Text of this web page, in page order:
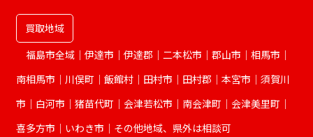
買取地域
福島市全域｜伊達市｜伊達郡｜二本松市｜郡山市｜相馬市｜
南相馬市｜川俣町｜飯館村｜田村市｜田村郡｜本宮市｜須賀川
市｜白河市｜猪苗代町｜会津若松市｜南会津町｜会津美里町｜
喜多方市｜いわき市｜その他地域、県外は相談可